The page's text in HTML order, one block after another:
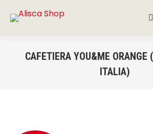
CAFETIERA YOU&ME ORANGE
ITALIA)